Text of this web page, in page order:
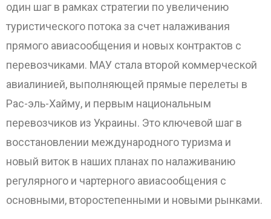
один шаг в рамках стратегии по увеличению
туристического потока за счет налаживания
прямого авиасообщения и новых контрактов с
перевозчиками. МАУ стала второй коммерческой
авиалинией, выполняющей прямые перелеты в
Рас-эль-Хайму, и первым национальным
перевозчиков из Украины. Это ключевой шаг в
восстановлении международного туризма и
новый виток в наших планах по налаживанию
регулярного и чартерного авиасообщения с
основными, второстепенными и новыми рынками.